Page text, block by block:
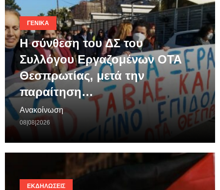
ΓΕΝΙΚΆ
Η σύνθεση του ΔΣ του
Συλλόγου Εργαζομένων ΟΤΑ
Θεσπρωτίας, μετά την
παραίτηση…
Ανακοίνωση
08|08|2026
ΕΚΔΗΛΏΣΕΙΣ